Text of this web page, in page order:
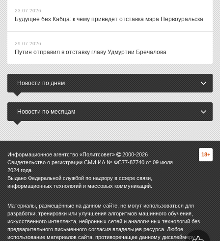
23.07.2026
Будущее без Кабца: к чему приведет отставка мэра Первоуральска
29.07.2026
Путин отправил в отставку главу Удмуртии Бречалова
Новости по дням
Новости по месяцам
Информационное агентство «Политсовет» 2000-2026
Свидетельство о регистрации СМИ ИА № ФС77-87740 от 09 июля
2024 года.
Выдано Федеральной службой по надзору в сфере связи,
информационных технологий и массовых коммуникаций.
18+
Материалы, размещённые на данном сайте, не могут использоваться для
разработки, тренировки или улучшения алгоритмов машинного обучения,
искусственного интеллекта, нейронных сетей и аналогичных технологий без
предварительного письменного согласия владельцев ресурса. Любое
использование материалов сайта, противоречащее данному дисклеймеру,